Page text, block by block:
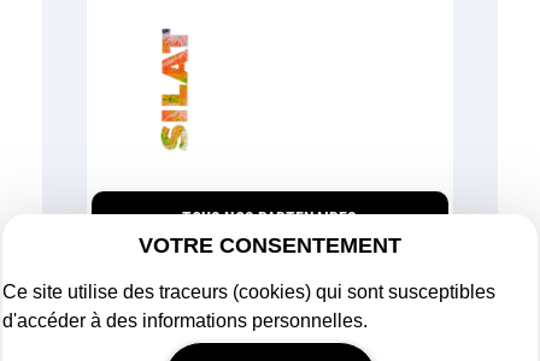
TOUS NOS PARTENAIRES
VOTRE CONSENTEMENT
Ce site utilise des traceurs (cookies) qui sont susceptibles
d'accéder à des informations personnelles.